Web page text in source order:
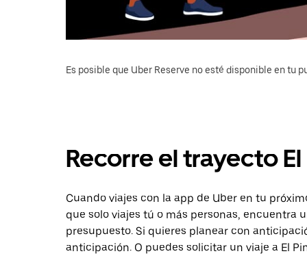
Es posible que Uber Reserve no esté disponible en tu
Recorre el trayecto
Cuando viajes con la app de Uber en tu
que solo viajes tú o más personas, encuentra
presupuesto. Si quieres planear con
anticipación. O puedes solicitar un viaje a El